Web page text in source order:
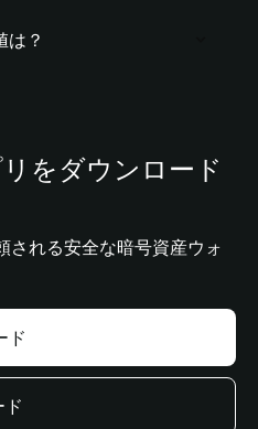
は？
をダウンロード
れる安全な暗号資産ウォ
ド